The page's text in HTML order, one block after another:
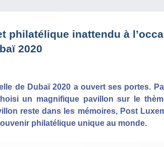
philatélique inattendu à
2020
de Dubaï 2020 a ouvert ses portes.
un magnifique pavillon sur le
reste dans les mémoires, Post
philatélique unique au monde.